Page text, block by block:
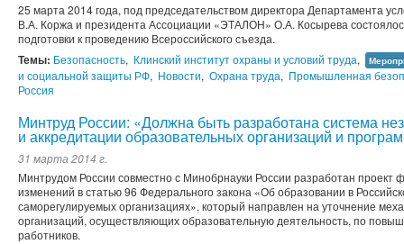
25 марта 2014 года, под председательством директора Департамента
В.А. Коржа и президента Ассоциации «ЭТАЛОН» О.А. Косырева
подготовки к проведению Всероссийского съезда.
Темы: Безопасность, Клинский институт охраны и условий труда,
и социальной защиты РФ, Новости, Охрана труда, Промышленная
Россия
Минтруд России: «Должна быть разработана система
и аккредитации образовательных организаций и
31 марта 2014 г.
Минтрудом России совместно с Минобрнауки России разработан проект
изменений в статью 96 Федерального закона «Об образовании в
саморегулируемых организациях», который направлен на уточнение
организаций, осуществляющих образовательную деятельность, по
работников.